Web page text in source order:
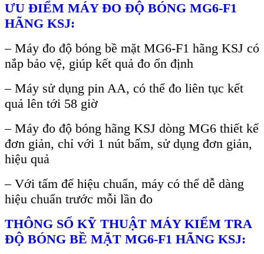
ƯU ĐIỂM MÁY ĐO ĐỘ BÓNG MG6-F1
HÃNG KSJ:
– Máy đo độ bóng bề mặt MG6-F1 hãng KSJ có
nắp bảo vệ, giúp kết quả đo ổn định
– Máy sử dụng pin AA, có thể đo liên tục kết
quả lên tới 58 giờ
– Máy đo độ bóng hãng KSJ dòng MG6 thiết kế
đơn giản, chỉ với 1 nút bấm, sử dụng đơn giản,
hiệu quả
– Với tấm đế hiệu chuẩn, máy có thể dễ dàng
hiệu chuẩn trước mỗi lần đo
THÔNG SỐ KỸ THUẬT MÁY KIỂM TRA
ĐỘ BÓNG BỀ MẶT MG6-F1 HÃNG KSJ: